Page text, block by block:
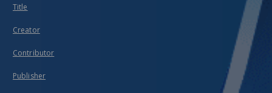
Title
Creator
Contributor
Publisher